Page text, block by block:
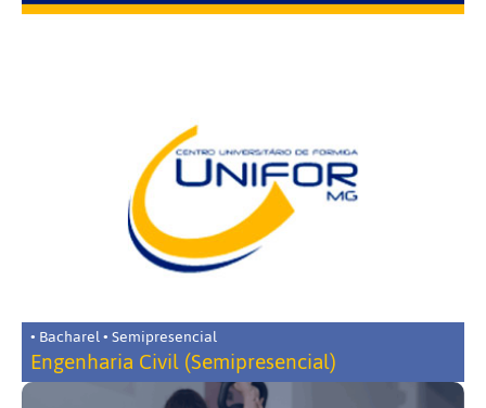
• Bacharel • Semipresencial
Engenharia Civil (Semipresencial)